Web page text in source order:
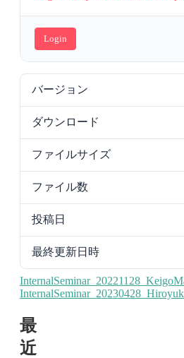
Login
バージョン
ダウンロード
ファイルサイズ
ファイル数
投稿日
最終更新日時
Post
navigation
最
近